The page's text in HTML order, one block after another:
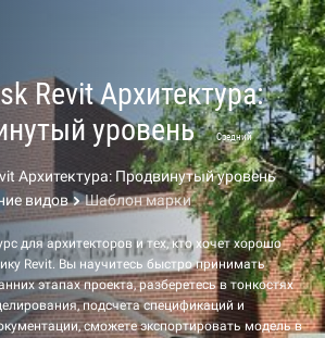
Revit Архитектура:
уровень
Средний
Архитектура: Продвинутый уровень
видов
Шаблон марки
для архитекторов и тех, кто хочет хорошо
Revit. Вы научитесь быстро принимать
этапах проекта, разберетесь в тонкостях
подсчета спецификаций и
сможете экспортировать модель в